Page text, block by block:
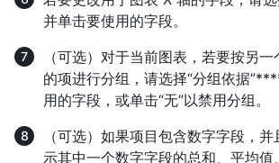
并单击要使用的字段。
（可选）对于当前图表，若要按另
的项进行分组，请选择“分组依据
用的字段，或单击“无”以禁用分组。
（可选）如果项目包含数字字段，
示其中一个数字字段的总和、平均值